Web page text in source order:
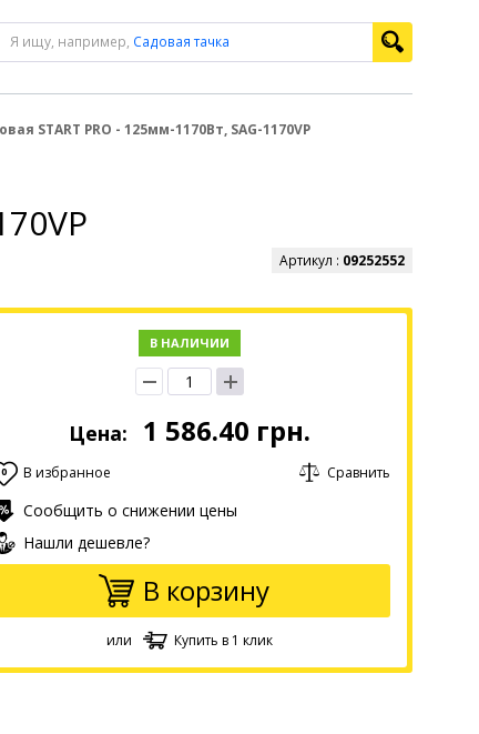
Я ищу, например, Садовая тачка
START PRO - 125мм-1170Вт, SAG-1170VP
Артикул : 09252552
В НАЛИЧИИ
Цена: 1 586.40 грн.
0 В избранное Сравнить
Сообщить о снижении цены
Нашли дешевле?
В корзину
или Купить в 1 клик